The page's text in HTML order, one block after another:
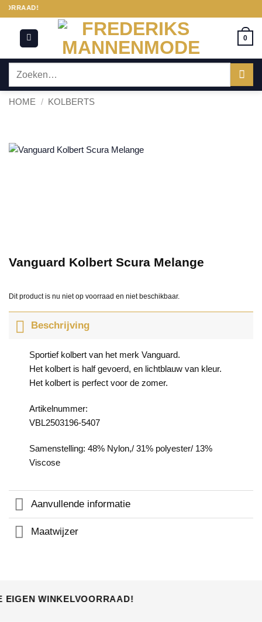
Ga
naar
inhoud
0
Zoeken
HOME / KOLBERTS
Vanguard Kolbert Scura Melange
Dit product is nu niet op voorraad en niet beschikbaar.
Beschrijving
Sportief kolbert van het merk Vanguard.
Het kolbert is half gevoerd, en lichtblauw van kleur.
Het kolbert is perfect voor de zomer.
Artikelnummer:
VBL2503196-5407
Samenstelling: 48% Nylon,/ 31% polyester/ 13%
Viscose
Aanvullende informatie
Maatwijzer
WINKELVOORRAAD!